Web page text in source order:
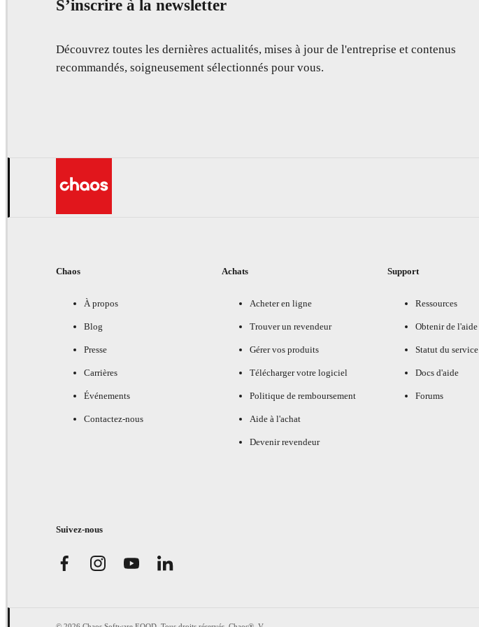
S’inscrire à la newsletter
Découvrez toutes les dernières actualités, mises à jour de l'entreprise et contenus
recommandés, soigneusement sélectionnés pour vous.
Chaos
À propos
Blog
Presse
Carrières
Événements
Contactez-nous
Achats
Acheter en ligne
Trouver un revendeur
Gérer vos produits
Télécharger votre logiciel
Politique de remboursement
Aide à l'achat
Devenir revendeur
Support
Ressources
Obtenir de l'aide
Statut du service
Docs d'aide
Forums
Suivez-nous